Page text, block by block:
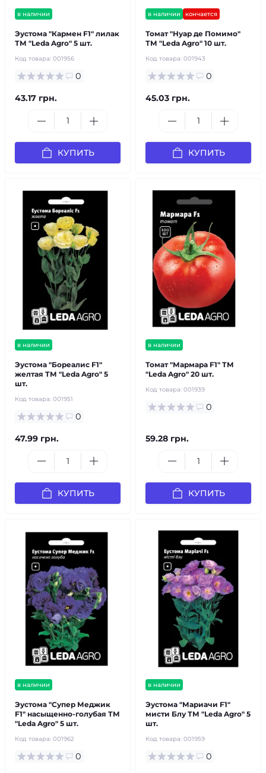
в наличии
Эустома "Кармен F1" лилак
ТМ "Leda Agro" 5 шт.
Код товара: 001956
0
43.17 грн.
КУПИТЬ
в наличии кончается
Томат "Нуар де Помимо"
ТМ "Leda Agro" 10 шт.
Код товара: 001943
0
45.03 грн.
КУПИТЬ
в наличии
Эустома "Бореалис F1"
желтая ТМ "Leda Agro" 5
шт.
Код товара: 001951
0
47.99 грн.
КУПИТЬ
в наличии
Томат "Мармара F1" ТМ
"Leda Agro" 20 шт.
Код товара: 001939
0
59.28 грн.
КУПИТЬ
в наличии
Эустома "Супер Меджик
F1" насыщенно-голубая ТМ
"Leda Agro" 5 шт.
Код товара: 001962
0
в наличии
Эустома "Мариачи F1"
мисти Блу ТМ "Leda Agro" 5
шт.
Код товара: 001959
0